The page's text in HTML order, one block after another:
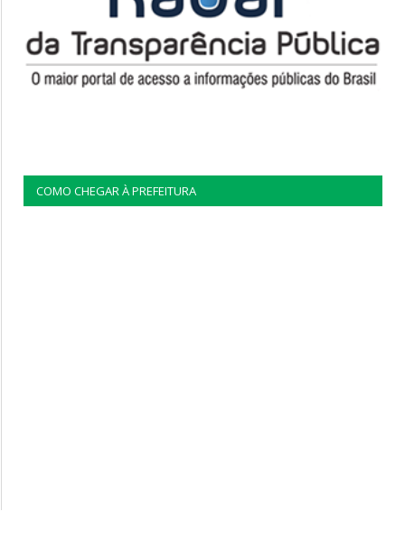
COMO CHEGAR À PREFEITURA